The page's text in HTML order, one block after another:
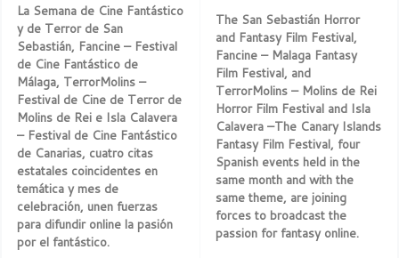
La Semana de Cine Fantástico
y de Terror de San
Sebastián, Fancine – Festival
de Cine Fantástico de
Málaga, TerrorMolins –
Festival de Cine de Terror de
Molins de Rei e Isla Calavera
– Festival de Cine Fantástico
de Canarias, cuatro citas
estatales coincidentes en
temática y mes de
celebración, unen fuerzas
para difundir online la pasión
por el fantástico.
The San Sebastián Horror
and Fantasy Film Festival,
Fancine – Malaga Fantasy
Film Festival, and
TerrorMolins – Molins de Rei
Horror Film Festival and Isla
Calavera –The Canary Islands
Fantasy Film Festival, four
Spanish events held in the
same month and with the
same theme, are joining
forces to broadcast the
passion for fantasy online.